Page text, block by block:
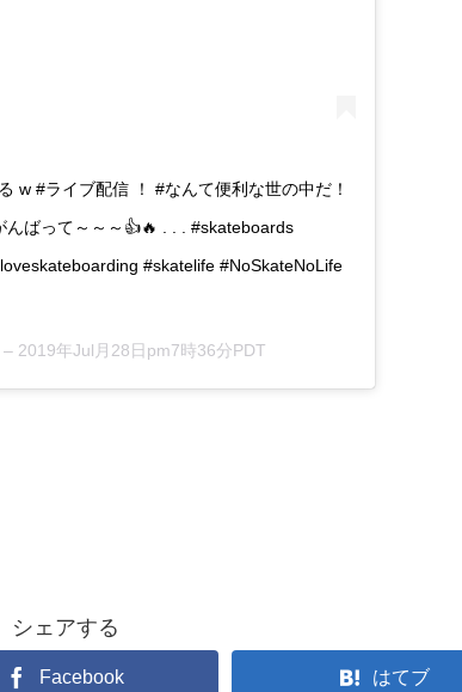
w #ライブ配信 ！ #なんて便利な世の中だ！
ばって～～～👍🔥 . . . #skateboards
#skatelife #NoSkateNoLife
– 2019年Jul月28日pm7時36分PDT
シェアする
Facebook はてブ